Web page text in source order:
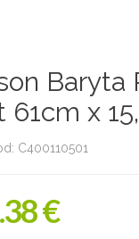
Baryta
61cm x
C400110501
€